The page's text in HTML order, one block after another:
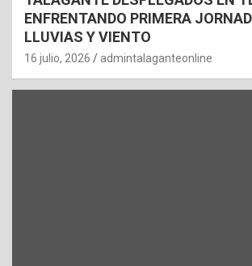
ENFRENTANDO PRIMERA
LLUVIAS Y VIENTO
16 julio, 2026 admintalaganteonline